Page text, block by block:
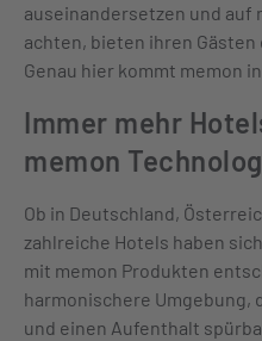
auseinandersetzen und auf
achten, bieten ihren
Genau hier kommt memon
Immer mehr
memon
Ob in Deutschland,
zahlreiche Hotels haben
mit memon Produkten
harmonischere Umgebung,
und einen Aufenthalt